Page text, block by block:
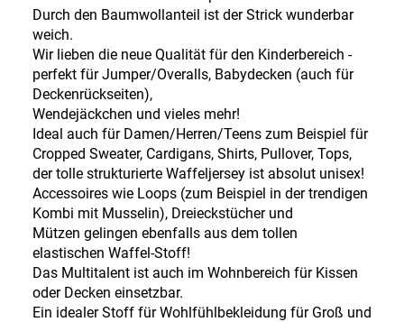
Durch den Baumwollanteil ist der Strick wunderbar
weich.
Wir lieben die neue Qualität für den Kinderbereich -
perfekt für Jumper/Overalls, Babydecken (auch für
Deckenrückseiten),
Wendejäckchen und vieles mehr!
Ideal auch für Damen/Herren/Teens zum Beispiel für
Cropped Sweater, Cardigans, Shirts, Pullover, Tops,
der tolle strukturierte Waffeljersey ist absolut unisex!
Accessoires wie Loops (zum Beispiel in der trendigen
Kombi mit Musselin), Dreieckstücher und
Mützen gelingen ebenfalls aus dem tollen
elastischen Waffel-Stoff!
Das Multitalent ist auch im Wohnbereich für Kissen
oder Decken einsetzbar.
Ein idealer Stoff für Wohlfühlbekleidung für Groß und